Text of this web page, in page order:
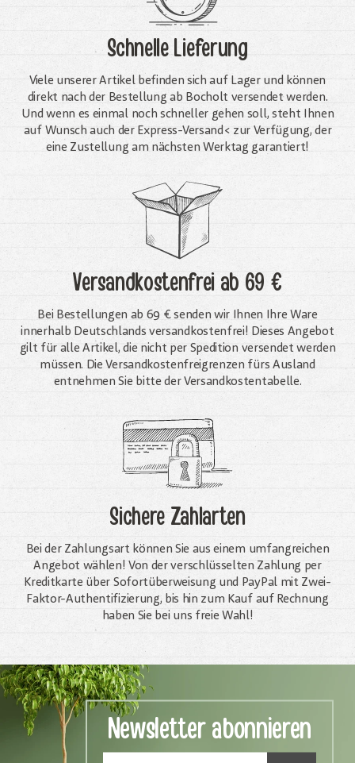
Schnelle Lieferung
Viele unserer Artikel befinden sich auf Lager und können
direkt nach der Bestellung ab Bocholt versendet werden.
Und wenn es einmal noch schneller gehen soll, steht Ihnen
auf Wunsch auch der Express-Versand< zur Verfügung, der
eine Zustellung am nächsten Werktag garantiert!
Versandkostenfreiab 69 €
Bei Bestellungen ab 69 € senden wir Ihnen Ihre Ware
innerhalb Deutschlands versandkostenfrei! Dieses Angebot
gilt für alle Artikel, die nicht per Spedition versendet werden
müssen. Die Versandkosten­freigrenzen fürs Ausland
entnehmen Sie bitte der Versandkostentabelle.
Sichere Zahlarten
Bei der Zahlungsart können Sie aus einem umfangreichen
Angebot wählen! Von der verschlüsselten Zahlung per
Kreditkarte über Sofortüberweisung und PayPal mit Zwei-
Faktor-Authentifizierung, bis hin zum Kauf auf Rechnung
haben Sie bei uns freie Wahl!
Newsletter abonnieren